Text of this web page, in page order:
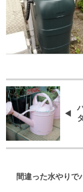
間違った水やりで